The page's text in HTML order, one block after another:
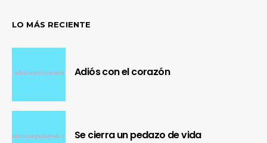
LO MÁS RECIENTE
Adiós con el corazón
Se cierra un pedazo de vida